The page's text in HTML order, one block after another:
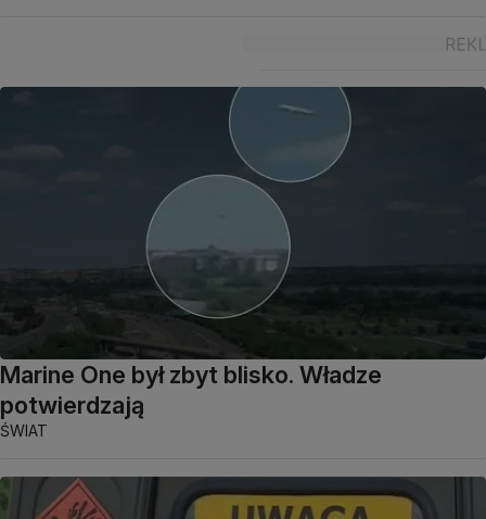
Marine One był zbyt blisko. Władze
potwierdzają
ŚWIAT